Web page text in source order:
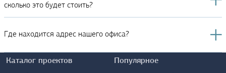
сколько это будет стоить?
Где находится адрес нашего офиса?
Каталог проектов Популярное